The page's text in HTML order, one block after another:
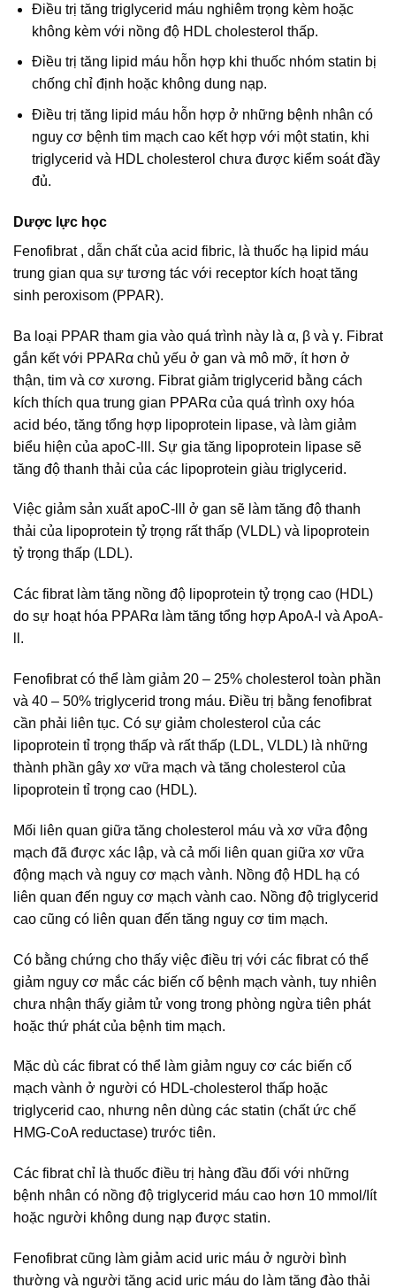
Điều trị tăng triglycerid máu nghiêm trọng kèm hoặc
không kèm với nồng độ HDL cholesterol thấp.
Điều trị tăng lipid máu hỗn hợp khi thuốc nhóm statin bị
chống chỉ định hoặc không dung nạp.
Điều trị tăng lipid máu hỗn hợp ở những bệnh nhân có
nguy cơ bệnh tim mạch cao kết hợp với một statin, khi
triglycerid và HDL cholesterol chưa được kiểm soát đầy
đủ.
Dược lực học
Fenofibrat , dẫn chất của acid fibric, là thuốc hạ lipid máu
trung gian qua sự tương tác với receptor kích hoạt tăng
sinh peroxisom (PPAR).
Ba loại PPAR tham gia vào quá trình này là α, β và γ. Fibrat
gắn kết với PPARα chủ yếu ở gan và mô mỡ, ít hơn ở
thận, tim và cơ xương. Fibrat giảm triglycerid bằng cách
kích thích qua trung gian PPARα của quá trình oxy hóa
acid béo, tăng tổng hợp lipoprotein lipase, và làm giảm
biểu hiện của apoC-lll. Sự gia tăng lipoprotein lipase sẽ
tăng độ thanh thải của các lipoprotein giàu triglycerid.
Việc giảm sản xuất apoC-lll ở gan sẽ làm tăng độ thanh
thải của lipoprotein tỷ trọng rất thấp (VLDL) và lipoprotein
tỷ trọng thấp (LDL).
Các fibrat làm tăng nồng độ lipoprotein tỷ trọng cao (HDL)
do sự hoạt hóa PPARα làm tăng tổng hợp ApoA-l và ApoA-
ll.
Fenofibrat có thể làm giảm 20 – 25% cholesterol toàn phần
và 40 – 50% triglycerid trong máu. Điều trị bằng fenofibrat
cần phải liên tục. Có sự giảm cholesterol của các
lipoprotein tỉ trọng thấp và rất thấp (LDL, VLDL) là những
thành phần gây xơ vữa mạch và tăng cholesterol của
lipoprotein tỉ trọng cao (HDL).
Mối liên quan giữa tăng cholesterol máu và xơ vữa động
mạch đã được xác lập, và cả mối liên quan giữa xơ vữa
động mạch và nguy cơ mạch vành. Nồng độ HDL hạ có
liên quan đến nguy cơ mạch vành cao. Nồng độ triglycerid
cao cũng có liên quan đến tăng nguy cơ tim mạch.
Có bằng chứng cho thấy việc điều trị với các fibrat có thể
giảm nguy cơ mắc các biến cố bệnh mạch vành, tuy nhiên
chưa nhận thấy giảm tử vong trong phòng ngừa tiên phát
hoặc thứ phát của bệnh tim mạch.
Mặc dù các fibrat có thể làm giảm nguy cơ các biến cố
mạch vành ở người có HDL-cholesterol thấp hoặc
triglycerid cao, nhưng nên dùng các statin (chất ức chế
HMG-CoA reductase) trước tiên.
Các fibrat chỉ là thuốc điều trị hàng đầu đối với những
bệnh nhân có nồng độ triglycerid máu cao hơn 10 mmol/Iít
hoặc người không dung nạp được statin.
Fenofibrat cũng làm giảm acid uric máu ở người bình
thường và người tăng acid uric máu do làm tăng đào thải